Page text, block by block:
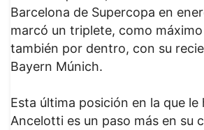
Barcelona de Supercopa en
marcó un triplete, como
también por dentro, con su
Bayern Múnich.
Esta última posición en la que le
Ancelotti es un paso más en su